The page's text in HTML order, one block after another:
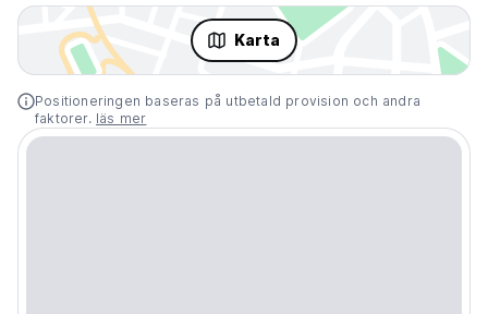
Karta
Positioneringen baseras på utbetald provision och andra
faktorer. läs mer